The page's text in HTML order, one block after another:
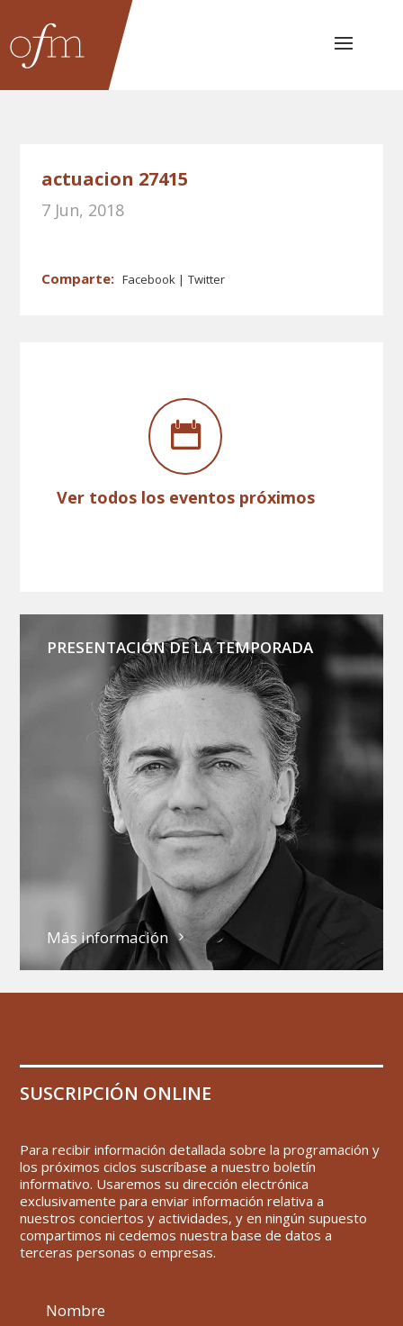
actuacion 27415
7 Jun, 2018
Facebook Twitter
Ver todos los eventos próximos
PRESENTACIÓN DE LA TEMPORADA
Más información
SUSCRIPCIÓN ONLINE
Para recibir información detallada sobre la programación y
los próximos ciclos suscríbase a nuestro boletín
informativo. Usaremos su dirección electrónica
exclusivamente para enviar información relativa a
nuestros conciertos y actividades, y en ningún supuesto
compartimos ni cedemos nuestra base de datos a
terceras personas o empresas.